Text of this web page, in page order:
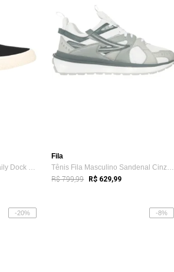
Tênis Aramis Masculino Daily Dock Canvas Preto
Fila
Tênis Fila Masculino Sandenal Cinza/Branco
R$ 799,99 R$ 629,99
-20% -8%